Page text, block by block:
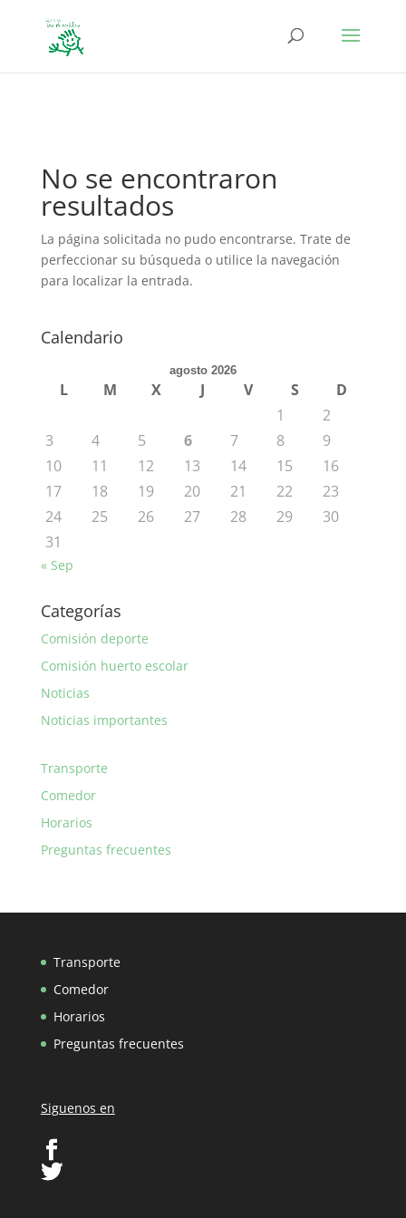
No se encontraron
resultados
La página solicitada no pudo encontrarse. Trate de
perfeccionar su búsqueda o utilice la navegación
para localizar la entrada.
Calendario
agosto 2026
L M X J V S
D
1
2
3
4 5 6 7 8
9
10
11 12 13 14 15
16
17
18 19 20 21 22
23
24
25 26 27 28 29
30
31
« Sep
Categorías
Comisión deporte
Comisión huerto escolar
Noticias
Noticias importantes
Transporte
Comedor
Horarios
Preguntas frecuentes
Transporte
Comedor
Horarios
Preguntas frecuentes
Siguenos en